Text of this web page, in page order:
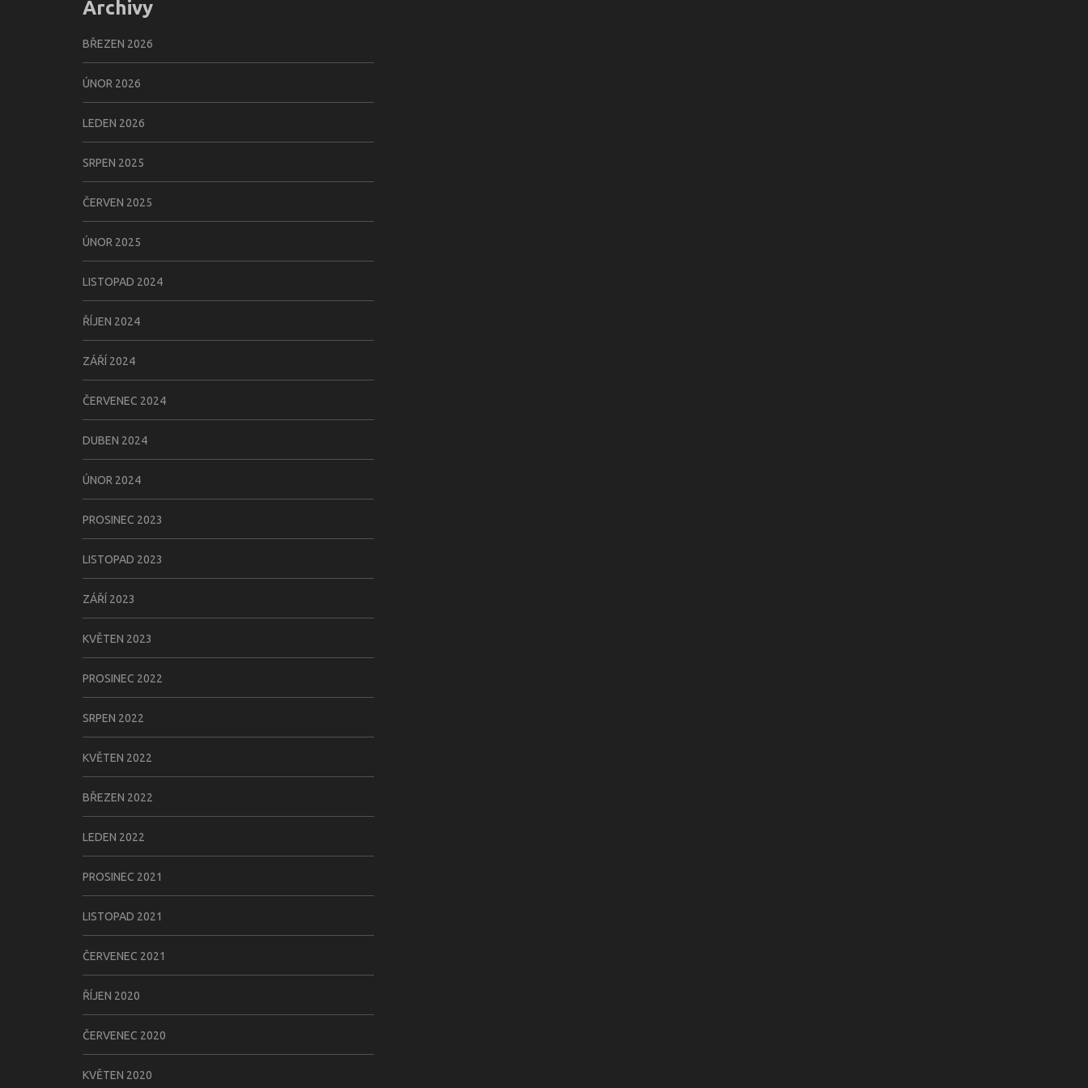
Archivy
BŘEZEN 2026
ÚNOR 2026
LEDEN 2026
SRPEN 2025
ČERVEN 2025
ÚNOR 2025
LISTOPAD 2024
ŘÍJEN 2024
ZÁŘÍ 2024
ČERVENEC 2024
DUBEN 2024
ÚNOR 2024
PROSINEC 2023
LISTOPAD 2023
ZÁŘÍ 2023
KVĚTEN 2023
PROSINEC 2022
SRPEN 2022
KVĚTEN 2022
BŘEZEN 2022
LEDEN 2022
PROSINEC 2021
LISTOPAD 2021
ČERVENEC 2021
ŘÍJEN 2020
ČERVENEC 2020
KVĚTEN 2020